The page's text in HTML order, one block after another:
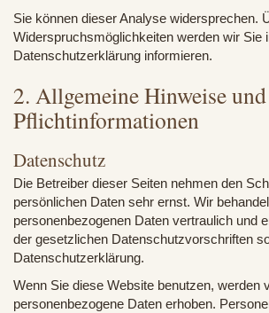
Sie können dieser Analyse widersprechen.
Widerspruchsmöglichkeiten werden wir Sie
Datenschutzerklärung informieren.
2. Allgemeine Hinweise und
Pflichtinformationen
Datenschutz
Die Betreiber dieser Seiten nehmen den
persönlichen Daten sehr ernst. Wir
personenbezogenen Daten vertraulich und
der gesetzlichen Datenschutzvorschriften
Datenschutzerklärung.
Wenn Sie diese Website benutzen, werden
personenbezogene Daten erhoben.